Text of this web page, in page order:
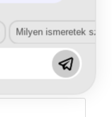
Milyen ismeretek